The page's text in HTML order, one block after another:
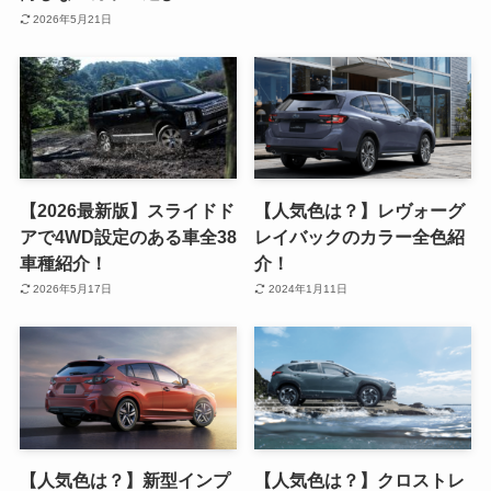
2026年5月21日
【2026最新版】スライドド
アで4WD設定のある車全38
車種紹介！
2026年5月17日
【人気色は？】レヴォーグ
レイバックのカラー全色紹
介！
2024年1月11日
【人気色は？】新型インプ 【人気色は？】クロストレ